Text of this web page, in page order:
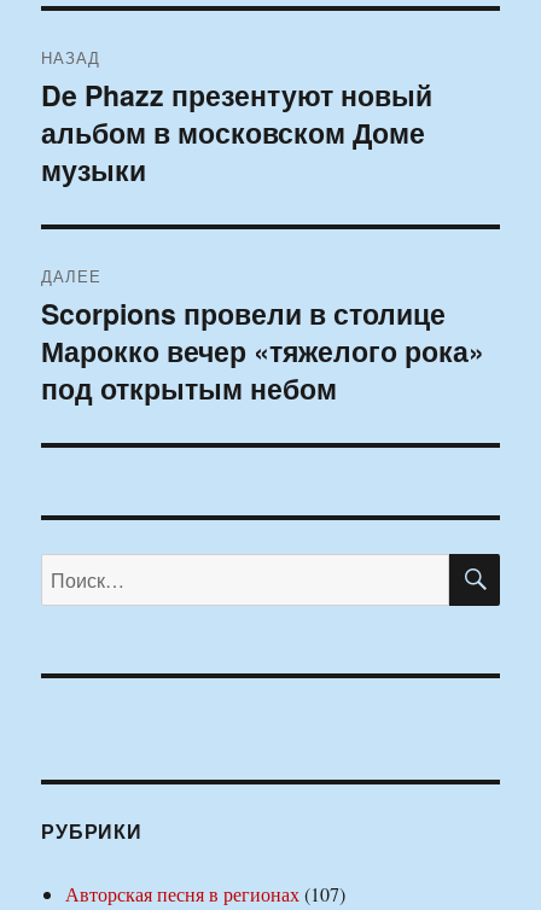
по
записям
НАЗАД
Предыдущая
запись:
De Phazz презентуют новый
альбом в московском Доме
музыки
ДАЛЕЕ
Следующая
запись:
Scorpions провели в столице
Марокко вечер «тяжелого рока»
под открытым небом
Искать:
РУБРИКИ
Авторская песня в регионах(107)